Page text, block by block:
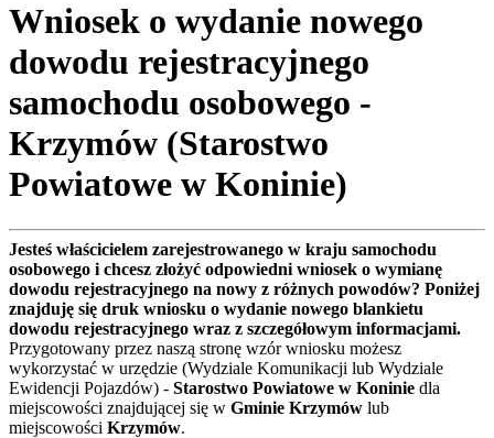
Wniosek o wydanie nowego
dowodu rejestracyjnego
samochodu osobowego -
Krzymów (Starostwo
Powiatowe w Koninie)
Jesteś właścicielem zarejestrowanego w kraju samochodu
osobowego i chcesz złożyć odpowiedni wniosek o wymianę
dowodu rejestracyjnego na nowy z różnych powodów? Poniżej
znajduję się druk wniosku o wydanie nowego blankietu
dowodu rejestracyjnego wraz z szczegółowym informacjami.
Przygotowany przez naszą stronę wzór wniosku możesz
wykorzystać w urzędzie (Wydziale Komunikacji lub Wydziale
Ewidencji Pojazdów) - Starostwo Powiatowe w Koninie dla
miejscowości znajdującej się w Gminie Krzymów lub
miejscowości Krzymów.